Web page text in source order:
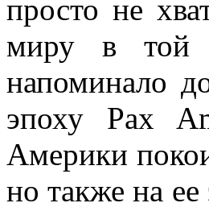
просто не
миру в той
напоминало
эпоху Pax
Америки
но также на